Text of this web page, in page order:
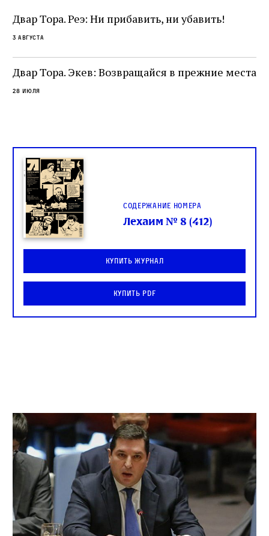
не просто покровитель переводчиков,
окружённый книгами. Перед нами человек,
одно решение которого вызвало возмущение
целой общины и стало частью многовекового
спора о том, кому принадлежит последнее
слово в переводе Библии
Двар Тора. Реэ: Ни прибавить, ни убавить!
3 августа
Двар Тора. Экев: Возвращайся в прежние места
28 июля
Содержание номера
Лехаим № 8 (412)
Купить журнал
Купить PDF